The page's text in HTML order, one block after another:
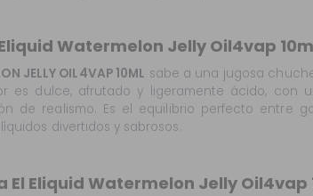
Eliquid Watermelon Jelly Oil4vap
JELLY OIL4VAP 10ML sabe a una jugosa
es dulce, afrutado y ligeramente ácido, con
de realismo. Es el equilibrio perfecto entre
divertidos y sabrosos.
El Eliquid Watermelon Jelly Oil4vap